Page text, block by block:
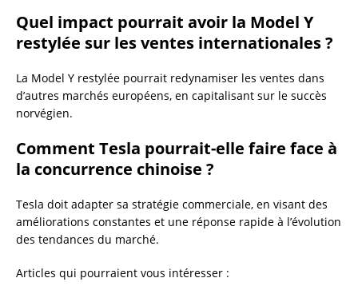
Quel impact pourrait avoir la Model Y
restylée sur les ventes internationales ?
La Model Y restylée pourrait redynamiser les ventes dans
d’autres marchés européens, en capitalisant sur le succès
norvégien.
Comment Tesla pourrait-elle faire face à
la concurrence chinoise ?
Tesla doit adapter sa stratégie commerciale, en visant des
améliorations constantes et une réponse rapide à l’évolution
des tendances du marché.
Articles qui pourraient vous intéresser :